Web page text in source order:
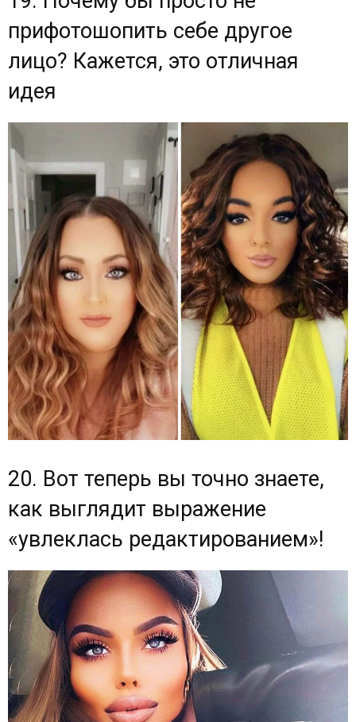
прифотошопить себе другое
лицо? Кажется, это отличная
идея
20. Вот теперь вы точно знаете,
как выглядит выражение
«увлеклась редактированием»!